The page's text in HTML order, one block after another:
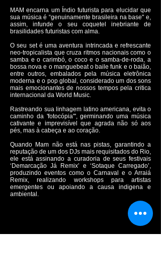
MAM encarna um Índio futurista para elucidar que
sua música é “genuinamente brasileira na base" e,
assim, infunde o seu coquetel inebriante de
brasilidades futuristas com alma.
O seu set é uma aventura intrincada e refrescante
neo-tropicalista que cruza ritmos nacionais como o
samba e o carimbó, o coco e o samba-de-roda, a
bossa nova e o manguebeat o baile funk e o baião,
entre outros, embalados pela música eletrônica
moderna e o pop global, considerado um dos sons
mais emocionantes de nossos tempos pela critica
internacional da World Music.
Rastreando sua linhagem latino americana, evita o
caminho da 'fotocópia"', germinando uma música
cativante e imprevisível que agrada não só aos
pés, mas à cabeça e ao coração.
Quando Mam não está nas pistas, garantindo a
reputação de um dos DJs mais requisitados do Rio,
ele está assinando a curadoria de seus festivais
‘Demarcação Já Remix’ e ‘Sotaque Carregado’,
produzindo eventos como o Carnaval e o Arraiá
Remix, realizando workshops para artistas
emergentes ou apoiando a causa indigena e
ambiental.